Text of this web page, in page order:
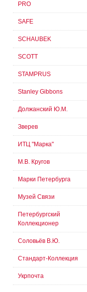
PRO
SAFE
SCHAUBEK
SCOTT
STAMPRUS
Stanley Gibbons
Должанский Ю.М.
Зверев
ИТЦ "Марка"
М.В. Кругов
Марки Петербурга
Музей Связи
Петербургский
Коллекционер
Соловьёв В.Ю.
Стандарт-Коллекция
Укрпочта